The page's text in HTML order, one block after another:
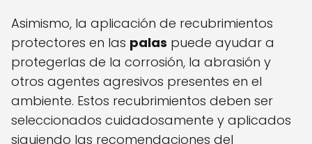
Asimismo, la aplicación de recubrimientos
protectores en las palas puede ayudar a
protegerlas de la corrosión, la abrasión y
otros agentes agresivos presentes en el
ambiente. Estos recubrimientos deben ser
seleccionados cuidadosamente y aplicados
siguiendo las recomendaciones del